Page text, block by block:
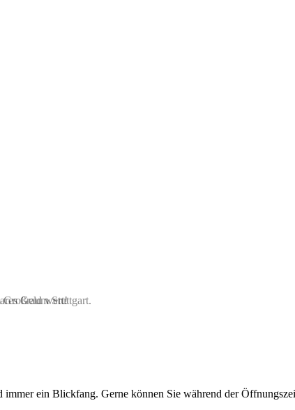
Stuttgart.
ein Blickfang. Gerne können Sie während der